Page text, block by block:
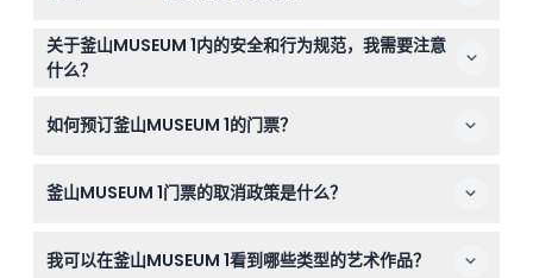
0-7岁儿童必须由付费成人陪同，且由于展品性质，不建议
48个月以下儿童进入。
关于釜山MUSEUM 1内的安全和行为规范，我需要注意
什么？
何艺术品，并指导儿童遵守博物馆礼仪。
如何预订釜山MUSEUM 1的门票？
间完成预订流程。
釜山MUSEUM 1门票的取消政策是什么？
划。
我可以在釜山MUSEUM 1看到哪些类型的艺术作品？